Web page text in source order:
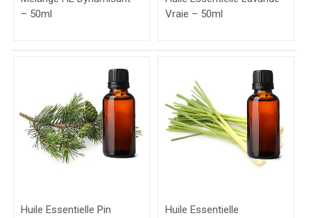
– 50ml
Vraie – 50ml
Huile Essentielle Pin
Huile Essentielle